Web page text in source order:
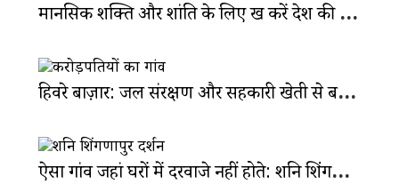
मानसिक शक्ति और शांति के लिए रुख करें देश की इन 5 आध्यात्मिक जगहों की ओर
हिवरे बाज़ार: जल संरक्षण और सहकारी खेती से बना करोड़पतियों का गांव
ऐसा गांव जहां घरों में दरवाजे नहीं होते: शनि शिंगणापुर मंदिर